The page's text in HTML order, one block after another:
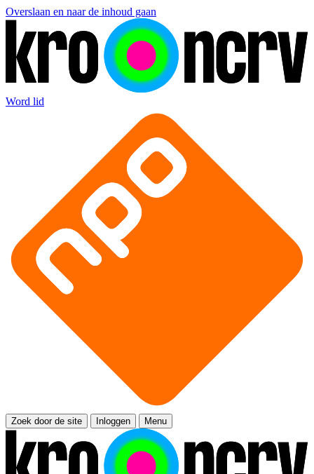
Overslaan en naar de inhoud gaan
Word lid
Zoek door de site Inloggen Menu